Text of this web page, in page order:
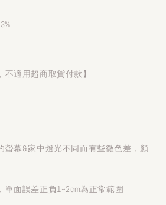
不適用超商取貨付款】
螢幕&家中燈光不同而有些微色差，顏
單面誤差正負1~2cm為正常範圍